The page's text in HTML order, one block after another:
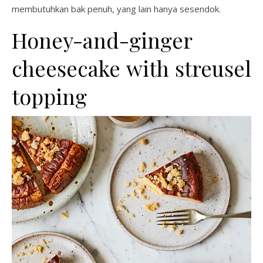
membutuhkan bak penuh, yang lain hanya sesendok.
Honey-and-ginger
cheesecake with streusel
topping